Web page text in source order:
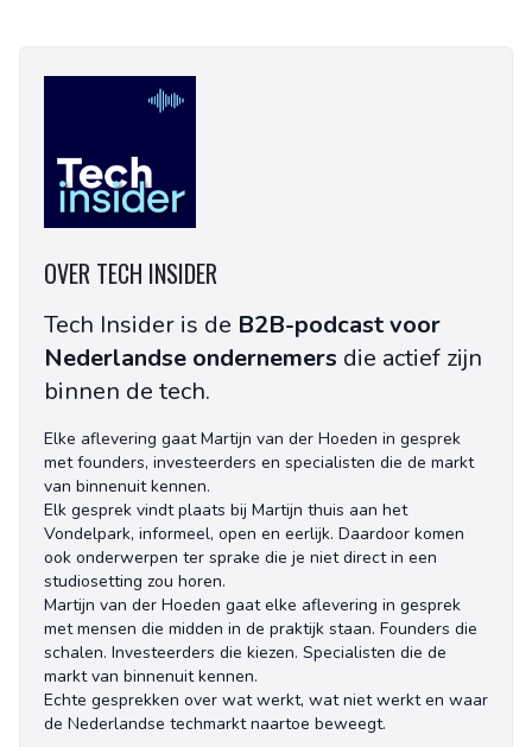
OVER TECH INSIDER
Tech Insider is de B2B-podcast voor
Nederlandse ondernemers die actief zijn
binnen de tech.
Elke aflevering gaat Martijn van der Hoeden in gesprek
met founders, investeerders en specialisten die de markt
van binnenuit kennen.
Elk gesprek vindt plaats bij Martijn thuis aan het
Vondelpark, informeel, open en eerlijk. Daardoor komen
ook onderwerpen ter sprake die je niet direct in een
studiosetting zou horen.
Martijn van der Hoeden gaat elke aflevering in gesprek
met mensen die midden in de praktijk staan. Founders die
schalen. Investeerders die kiezen. Specialisten die de
markt van binnenuit kennen.
Echte gesprekken over wat werkt, wat niet werkt en waar
de Nederlandse techmarkt naartoe beweegt.